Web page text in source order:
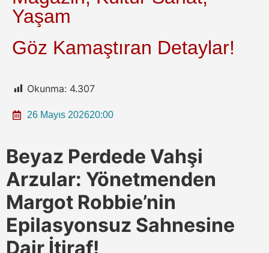
Yaşam
Göz Kamaştıran Detaylar!
Okunma: 4.307
26 Mayıs 202620:00
Beyaz Perdede Vahşi
Arzular: Yönetmenden
Margot Robbie’nin
Epilasyonsuz Sahnesine
Dair İtiraf!